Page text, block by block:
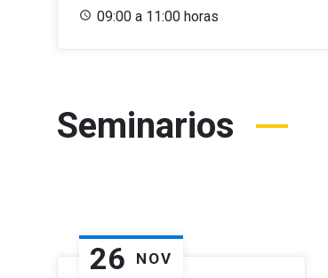
09:00 a 11:00 horas
Seminarios
26 NOV